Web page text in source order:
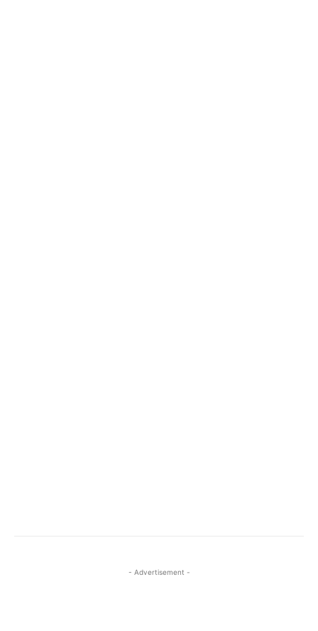
- Advertisement -